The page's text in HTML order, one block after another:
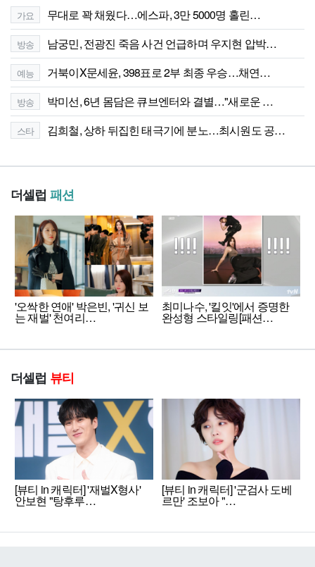
가요 무대로 꽉 채웠다…에스파, 3만 5000명 홀린…
방송 남궁민, 전광진 죽음 사건 언급하며 우지현 압박…
예능 거북이X문세윤, 398표로 2부 최종 우승…채연…
방송 박미선, 6년 몸담은 큐브엔터와 결별…"새로운 …
스타 김희철, 상하 뒤집힌 태극기에 분노…최시원도 공…
더셀럽 패션
'오싹한 연애' 박은빈, '귀신 보
는 재벌' 천여리…
최미나수, '킬잇'에서 증명한
완성형 스타일링[패션…
더셀럽 뷰티
[뷰티 in 캐릭터] '재벌X형사'
안보현 "탕후루…
[뷰티 in 캐릭터] '군검사 도베
르만' 조보아 "…